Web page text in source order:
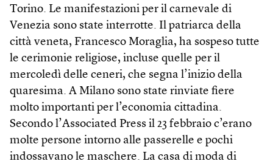
Torino. Le manifestazioni per il carnevale di
Venezia sono state interrotte. Il patriarca della
città veneta, Francesco Moraglia, ha sospeso tutte
le cerimonie religiose, incluse quelle per il
mercoledì delle ceneri, che segna l’inizio della
quaresima. A Milano sono state rinviate fiere
molto importanti per l’economia cittadina.
Secondo l’Associated Press il 23 febbraio c’erano
molte persone intorno alle passerelle e pochi
indossavano le maschere. La casa di moda di